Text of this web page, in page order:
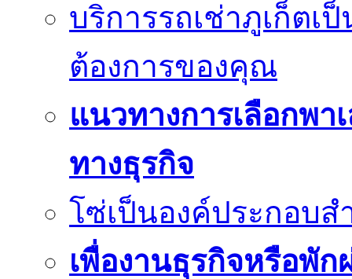
บริการรถเช่าภูเก็ตเ
ต้องการของคุณ
แนวทางการเลือกพา
ทางธุรกิจ
โซ่เป็นองค์ประกอบ
เพื่องานธุรกิจหรือพั